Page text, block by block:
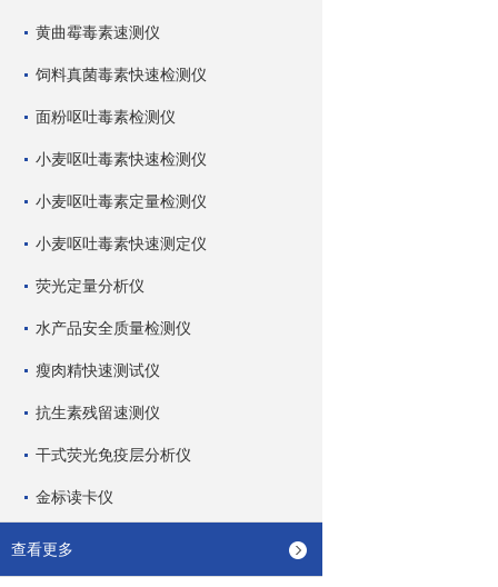
黄曲霉毒素速测仪
饲料真菌毒素快速检测仪
面粉呕吐毒素检测仪
小麦呕吐毒素快速检测仪
小麦呕吐毒素定量检测仪
小麦呕吐毒素快速测定仪
荧光定量分析仪
水产品安全质量检测仪
瘦肉精快速测试仪
抗生素残留速测仪
干式荧光免疫层分析仪
金标读卡仪
查看更多